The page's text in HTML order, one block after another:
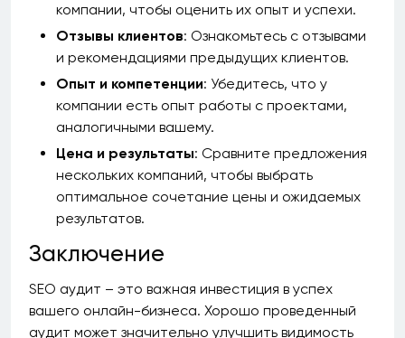
компании, чтобы оценить их опыт и успехи.
Отзывы клиентов: Ознакомьтесь с отзывами
и рекомендациями предыдущих клиентов.
Опыт и компетенции: Убедитесь, что у
компании есть опыт работы с проектами,
аналогичными вашему.
Цена и результаты: Сравните предложения
нескольких компаний, чтобы выбрать
оптимальное сочетание цены и ожидаемых
результатов.
Заключение
SEO аудит – это важная инвестиция в успех
вашего онлайн-бизнеса. Хорошо проведенный
аудит может значительно улучшить видимость